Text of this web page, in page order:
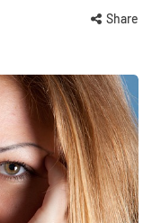
Share